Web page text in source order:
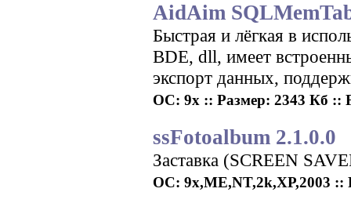
AidAim
Быстрая и лёгкая в
BDE, dll, имеет
экспорт данных,
ОС: 9x :: Размер: 2343 Кб ::
ssFotoalbum 2.1.0.0
Заставка (SCREEN
ОС: 9x,ME,NT,2k,XP,2003 ::